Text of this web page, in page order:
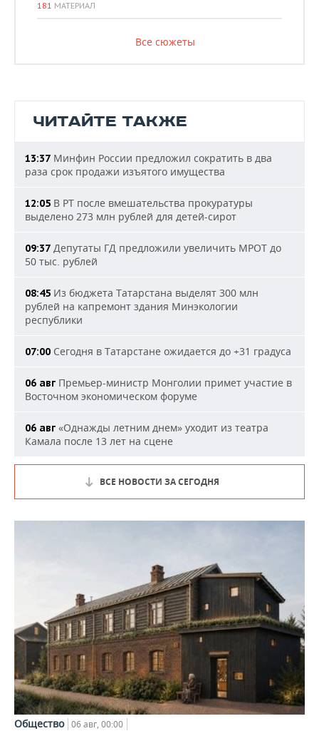
181 МАТЕРИАЛ
Все сюжеты
ЧИТАЙТЕ ТАКЖЕ
13:37 Минфин России предложил сократить в два
раза срок продажи изъятого имущества
12:05 В РТ после вмешательства прокуратуры
выделено 273 млн рублей для детей-сирот
09:37 Депутаты ГД предложили увеличить МРОТ до
50 тыс. рублей
08:45 Из бюджета Татарстана выделят 300 млн
рублей на капремонт здания Минэкологии
республики
07:00 Сегодня в Татарстане ожидается до +31 градуса
06 авг Премьер-министр Монголии примет участие в
Восточном экономическом форуме
06 авг «Однажды летним днем» уходит из театра
Камала после 13 лет на сцене
ВСЕ НОВОСТИ ЗА СЕГОДНЯ
Общество 06 авг, 00:00